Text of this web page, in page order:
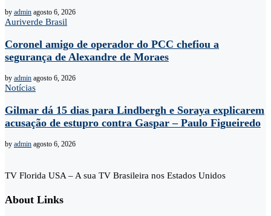
by admin agosto 6, 2026
Auriverde Brasil
Coronel amigo de operador do PCC chefiou a
segurança de Alexandre de Moraes
by admin agosto 6, 2026
Notícias
Gilmar dá 15 dias para Lindbergh e Soraya explicarem
acusação de estupro contra Gaspar – Paulo Figueiredo
by admin agosto 6, 2026
TV Florida USA – A sua TV Brasileira nos Estados Unidos
About Links